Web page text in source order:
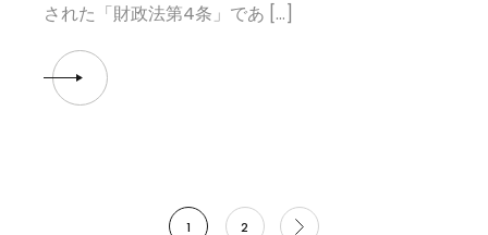
された「財政法第4条」であ […]
1 2